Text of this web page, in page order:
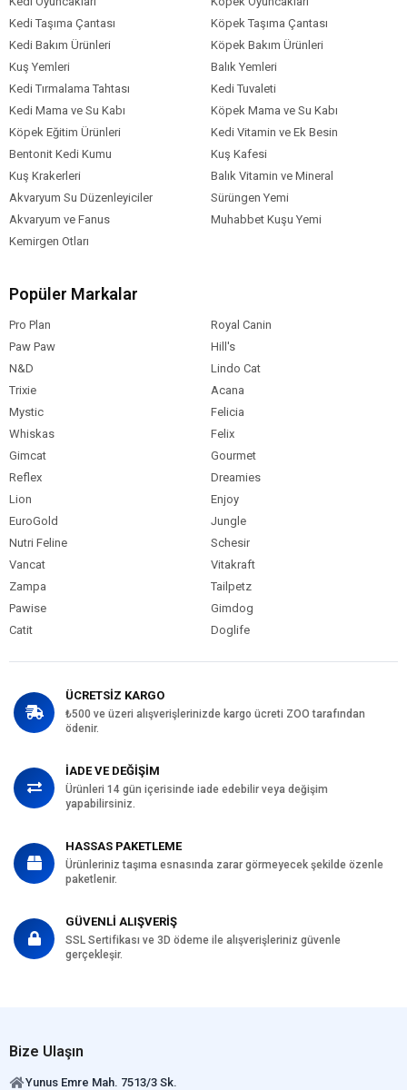
Kedi Taşıma Çantası
Köpek Taşıma Çantası
Kedi Bakım Ürünleri
Köpek Bakım Ürünleri
Kuş Yemleri
Balık Yemleri
Kedi Tırmalama Tahtası
Kedi Tuvaleti
Kedi Mama ve Su Kabı
Köpek Mama ve Su Kabı
Köpek Eğitim Ürünleri
Kedi Vitamin ve Ek Besin
Bentonit Kedi Kumu
Kuş Kafesi
Kuş Krakerleri
Balık Vitamin ve Mineral
Akvaryum Su Düzenleyiciler
Sürüngen Yemi
Akvaryum ve Fanus
Muhabbet Kuşu Yemi
Kemirgen Otları
Popüler Markalar
Pro Plan
Royal Canin
Paw Paw
Hill's
N&D
Lindo Cat
Trixie
Acana
Mystic
Felicia
Whiskas
Felix
Gimcat
Gourmet
Reflex
Dreamies
Lion
Enjoy
EuroGold
Jungle
Nutri Feline
Schesir
Vancat
Vitakraft
Zampa
Tailpetz
Pawise
Gimdog
Catit
Doglife
ÜCRETSİZ KARGO
₺500 ve üzeri alışverişlerinizde kargo ücreti ZOO tarafından
ödenir.
İADE VE DEĞİŞİM
Ürünleri 14 gün içerisinde iade edebilir veya değişim
yapabilirsiniz.
HASSAS PAKETLEME
Ürünleriniz taşıma esnasında zarar görmeyecek şekilde özenle
paketlenir.
GÜVENLİ ALIŞVERİŞ
SSL Sertifikası ve 3D ödeme ile alışverişleriniz güvenle
gerçekleşir.
Bize Ulaşın
Yunus Emre Mah. 7513/3 Sk.